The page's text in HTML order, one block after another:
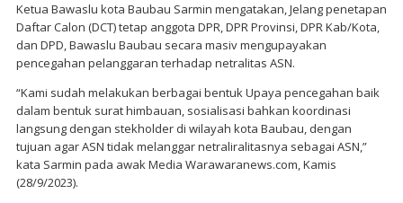
Ketua Bawaslu kota Baubau Sarmin mengatakan, Jelang penetapan
Daftar Calon (DCT) tetap anggota DPR, DPR Provinsi, DPR Kab/Kota,
dan DPD, Bawaslu Baubau secara masiv mengupayakan
pencegahan pelanggaran terhadap netralitas ASN.
“Kami sudah melakukan berbagai bentuk Upaya pencegahan baik
dalam bentuk surat himbauan, sosialisasi bahkan koordinasi
langsung dengan stekholder di wilayah kota Baubau, dengan
tujuan agar ASN tidak melanggar netraliralitasnya sebagai ASN,”
kata Sarmin pada awak Media Warawaranews.com, Kamis
(28/9/2023).